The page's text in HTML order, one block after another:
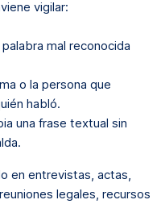
vigilar:
palabra mal reconocida
o la persona que
habló.
una frase textual sin
en entrevistas, actas,
legales, recursos